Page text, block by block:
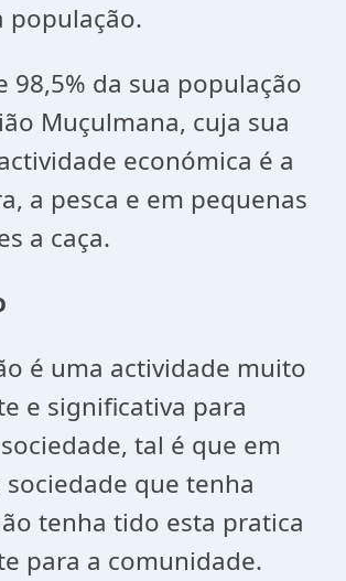
população.
98,5% da sua população
Muçulmana, cuja sua
económica é a
a pesca e em pequenas
a caça.
é uma actividade muito
e significativa para
tal é que em
que tenha
tenha tido esta pratica
para a comunidade.